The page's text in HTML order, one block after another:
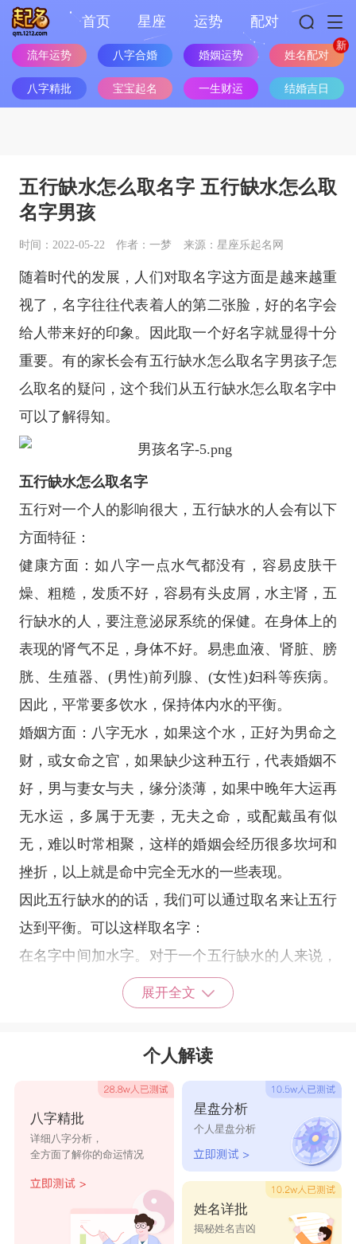
首页 星座 运势 配对
流年运势 八字合婚 婚姻运势 姓名配对
八字精批 宝宝起名 一生财运 结婚吉日
五行缺水怎么取名字 五行缺水怎么取
名字男孩
时间：2022-05-22 作者：一梦 来源：星座乐起名网
随着时代的发展，人们对取名字这方面是越来越重
视了，名字往往代表着人的第二张脸，好的名字会
给人带来好的印象。因此取一个好名字就显得十分
重要。有的家长会有五行缺水怎么取名字男孩子怎
么取名的疑问，这个我们从五行缺水怎么取名字中
可以了解得知。
五行缺水怎么取名字
五行对一个人的影响很大，五行缺水的人会有以下
方面特征：
健康方面：如八字一点水气都没有，容易皮肤干
燥、粗糙，发质不好，容易有头皮屑，水主肾，五
行缺水的人，要注意泌尿系统的保健。在身体上的
表现的肾气不足，身体不好。易患血液、肾脏、膀
胱、生殖器、(男性)前列腺、(女性)妇科等疾病。
因此，平常要多饮水，保持体内水的平衡。
婚姻方面：八字无水，如果这个水，正好为男命之
财，或女命之官，如果缺少这种五行，代表婚姻不
好，男与妻女与夫，缘分淡薄，如果中晚年大运再
无水运，多属于无妻，无夫之命，或配戴虽有似
无，难以时常相聚，这样的婚姻会经历很多坎坷和
挫折，以上就是命中完全无水的一些表现。
因此五行缺水的的话，我们可以通过取名来让五行
达到平衡。可以这样取名字：
在名字中间加水字。对于一个五行缺水的人来说，
其实在名字里面加和水有关的东西，就可以起到补
足五行的效果了。一般来说最直接的方法就是直接
间，也可以在名字最后，反正只要是带水的就可以
在名字里加有水字旁的名字。如果实在是不喜欢水
字的话，其实在i自己名字里面加一个有水字旁的
字，也是可以起到同样的效果的。例如淼字，这些
都是比较常用的方法。在名字里面加了一个带有水
字旁的字之后，基本上也可以对五行里面缺水的情
展开全文
个人解读
八字精批
详细八字分析，
全方面了解你的命运情况
星盘分析
个人星盘分析
姓名详批
揭秘姓名吉凶